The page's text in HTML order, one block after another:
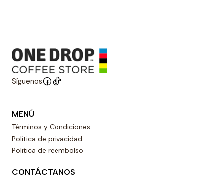
Síguenos
MENÚ
Términos y Condiciones
Política de privacidad
Politica de reembolso
CONTÁCTANOS